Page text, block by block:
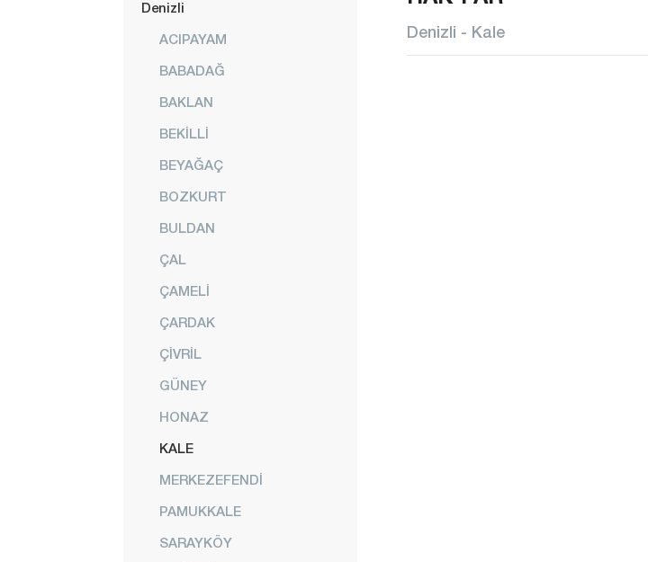
Denizli
ACIPAYAM
BABADAĞ
BAKLAN
BEKİLLİ
BEYAĞAÇ
BOZKURT
BULDAN
ÇAL
ÇAMELİ
ÇARDAK
ÇİVRİL
GÜNEY
HONAZ
KALE
MERKEZEFENDİ
PAMUKKALE
SARAYKÖY
Denizli - Kale